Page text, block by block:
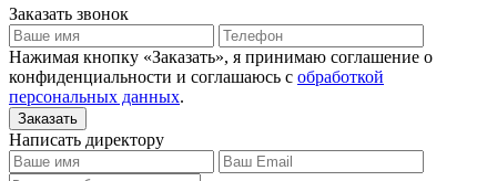
Заказать звонок
Нажимая кнопку «Заказать», я принимаю соглашение о
конфиденциальности и соглашаюсь с обработкой
персональных данных.
Написать директору